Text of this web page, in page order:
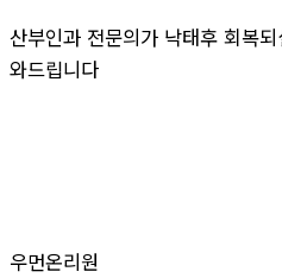
산부인과 전문의가 낙태후 회복
와드립니다
우먼온리원